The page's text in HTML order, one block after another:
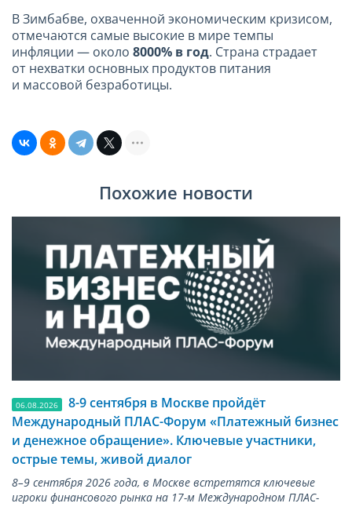
В Зимбабве, охваченной экономическим кризисом,
отмечаются самые высокие в мире темпы
инфляции — около 8000% в год. Страна страдает
от нехватки основных продуктов питания
и массовой безработицы.
Похожие новости
06.08.2026
8-9 сентября в Москве пройдёт
Международный ПЛАС-Форум «Платежный бизнес
и денежное обращение». Ключевые участники,
острые темы, живой диалог
8–9 сентября 2026 года, в Москве встретятся ключевые
игроки финансового рынка на 17-м Международном ПЛАС-